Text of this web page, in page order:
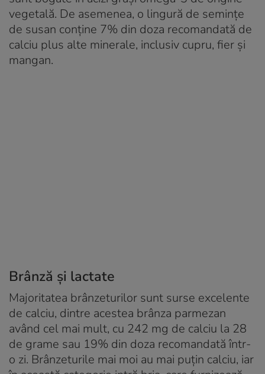
vegetală. De asemenea, o lingură de semințe
de susan conține 7% din doza recomandată de
calciu plus alte minerale, inclusiv cupru, fier și
mangan.
Brânză și lactate
Majoritatea brânzeturilor sunt surse excelente
de calciu, dintre acestea brânza parmezan
având cel mai mult, cu 242 mg de calciu la 28
de grame sau 19% din doza recomandată într-
o zi. Brânzeturile mai moi au mai puțin calciu, iar